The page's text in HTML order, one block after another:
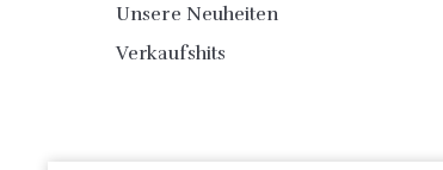
Unsere Neuheiten
Verkaufshits